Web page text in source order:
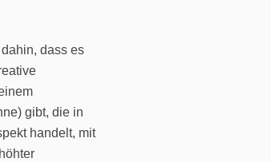
dass es
gibt, die in
handelt, mit